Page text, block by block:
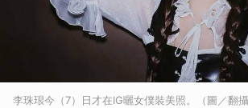
李珠珢今（7）日才在IG曬女僕裝美照。（圖／翻攝